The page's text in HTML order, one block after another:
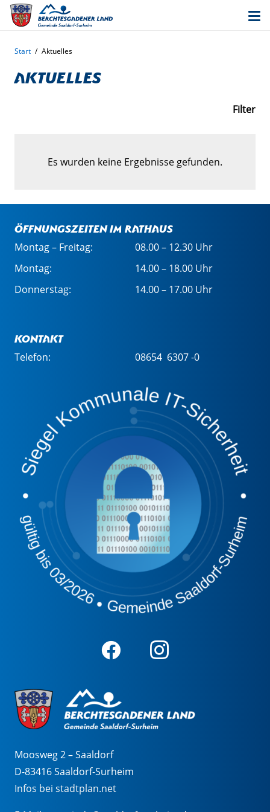
Start / Aktuelles
Aktuelles
Filter
Es wurden keine Ergebnisse gefunden.
Öffnungszeiten im Rathaus
Montag – Freitag:
08.00 – 12.30 Uhr
Montag:
14.00 – 18.00 Uhr
Donnerstag:
14.00 – 17.00 Uhr
Kontakt
Telefon: 08654 6307 -0
Moosweg 2 – Saaldorf
D-83416 Saaldorf-Surheim
Infos bei stadtplan.net